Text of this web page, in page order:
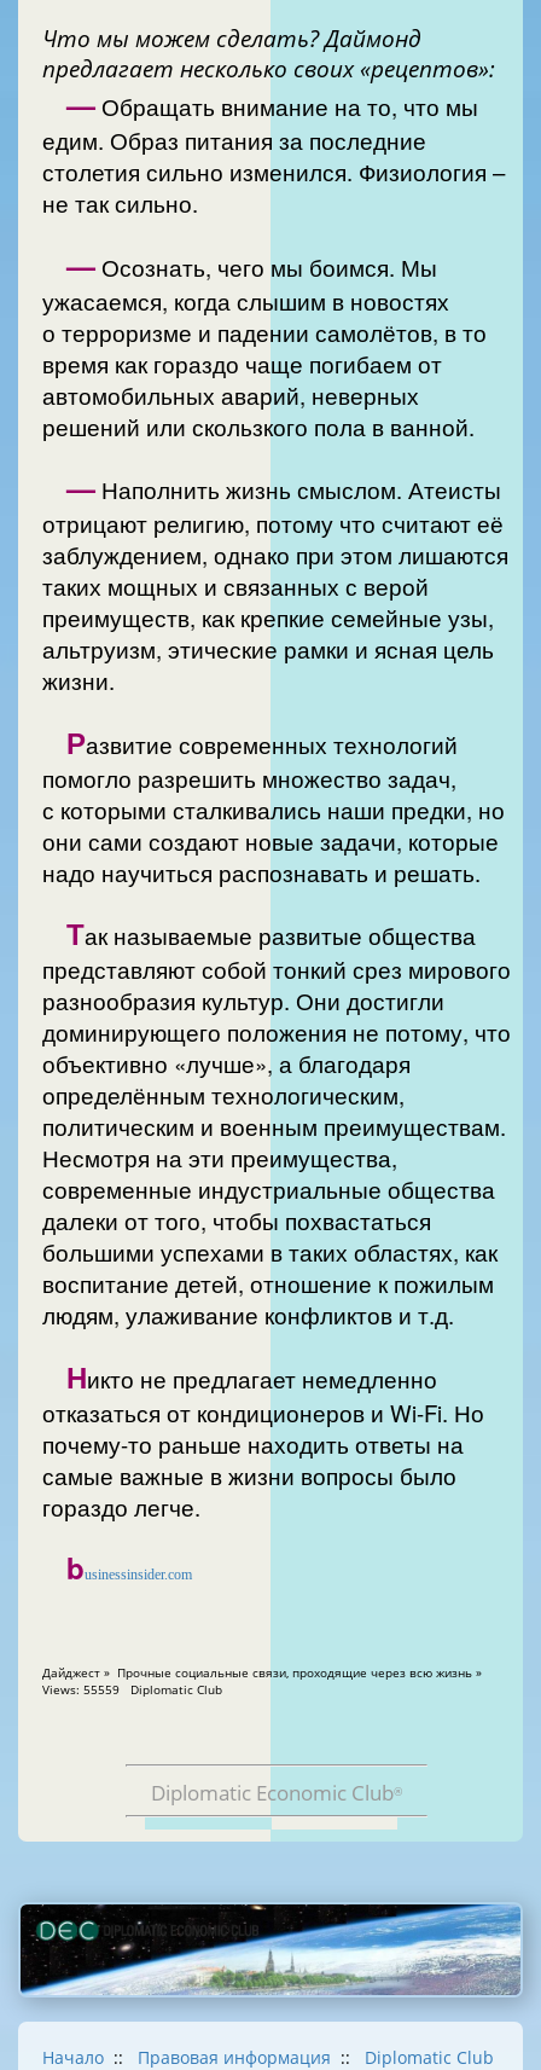
Что мы можем сделать? Даймонд
предлагает несколько своих «рецептов»:
— Обращать внимание на то, что мы
едим. Образ питания за последние
столетия сильно изменился. Физиология –
не так сильно.
— Осознать, чего мы боимся. Мы
ужасаемся, когда слышим в новостях
о терроризме и падении самолётов, в то
время как гораздо чаще погибаем от
автомобильных аварий, неверных
решений или скользкого пола в ванной.
— Наполнить жизнь смыслом. Атеисты
отрицают религию, потому что считают её
заблуждением, однако при этом лишаются
таких мощных и связанных с верой
преимуществ, как крепкие семейные узы,
альтруизм, этические рамки и ясная цель
жизни.
Развитие современных технологий
помогло разрешить множество задач,
с которыми сталкивались наши предки, но
они сами создают новые задачи, которые
надо научиться распознавать и решать.
Так называемые развитые общества
представляют собой тонкий срез мирового
разнообразия культур. Они достигли
доминирующего положения не потому, что
объективно «лучше», а благодаря
определённым технологическим,
политическим и военным преимуществам.
Несмотря на эти преимущества,
современные индустриальные общества
далеки от того, чтобы похвастаться
большими успехами в таких областях, как
воспитание детей, отношение к пожилым
людям, улаживание конфликтов и т.д.
Никто не предлагает немедленно
отказаться от кондиционеров и Wi-Fi. Но
почему-то раньше находить ответы на
самые важные в жизни вопросы было
гораздо легче.
businessinsider.com
Дайджест » Прочные социальные связи, проходящие через всю жизнь »
Views: 55559 Diplomatic Club
Diplomatic Economic Club®
Начало :: Правовая информация :: Diplomatic Club